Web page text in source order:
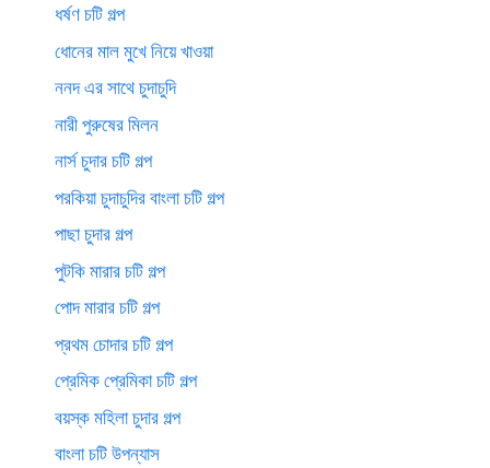
ধর্ষণ চটি গল্প
ধোনের মাল মুখে নিয়ে খাওয়া
ননদ এর সাথে চুদাচুদি
নারী পুরুষের মিলন
নার্স চুদার চটি গল্প
পরকিয়া চুদাচুদির বাংলা চটি গল্প
পাছা চুদার গল্প
পুটকি মারার চটি গল্প
পোদ মারার চটি গল্প
প্রথম চোদার চটি গল্প
প্রেমিক প্রেমিকা চটি গল্প
বয়স্ক মহিলা চুদার গল্প
বাংলা চটি উপন্যাস